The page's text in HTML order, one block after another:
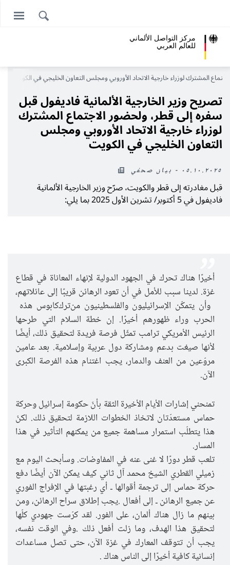
مركز التواصل الألماني
للعالم العربي
المشترك لوزراء خارجية الاتحاد الأوروبي ومجلس التعاون الخليجي في الكويت
تصريح وزير الخارجية الألمانية فاديفول قبل
سفره إلى قطر، ولحضور الاجتماع المشترك
لوزراء خارجية الاتحاد الأوروبي ومجلس
التعاون الخليجي في الكويت
٠٥.١٠.٢٠٢٥ - بيان صحفي
قبل مغادرته إلى قطر والكويت، صرّح وزير الخارجية الألمانية
فاديفول في 5 أكتوبر/ تشرين الأول 2025 بما يلي:
أخيرًا هناك تحرك في الجهود الدولية لإنهاء المعاناة في قطاع
غزة. لدينا سبب للأمل في أن تعود الرهائن قريبًا إلى عائلاتهم،
ترك
الحرب وراء ظهورهم أخيرًا. إن خطة السلام التي طرحها
الرئيس الأمريكي ترامب تمثّل فرصة فريدة لتحقيق ذلك، أيضًا
لأنها صيغت بدعم ومشاركة دول عربية وإسلامية. بعد عامين
مروّعين من العنف والدمار، يجب اغتنام هذه الفرصة الكبرى
الآن.
تمنحني إشارات الأيام الأخيرة الثقة بأنّ حكومة إسرائيل وحركة
حماس مستعدّتان لاتخاذ الخطوات اللازمة لتحقيق ذلك. لكنّ
هذا يتطلّب استمرار مساهمة جميع من يمكنهم التأثير في هذا
المسار.
تلعب قطر دورًا لا غنى عنه في المفاوضات. وسأبحث اليوم مع
زميلي القطري الشيخ محمد آل ثاني كيف يمكن الآن أيضًا دفع
حركة حماس إلى ترجمة أقوالها ـ أي رغبتها في الإفراج الفوري
عن جميع الرهائن ـ إلى أفعال .يجب إطلاق سراح الرهائن، ومن
بينهم ما زال هناك ألمان، على الفور. لقد كرّست جهودي كلّها
لتحقيق هذا الهدف، وما زلت أفعل ذلك .وفي الوقت نفسه،
يجب أن تتوقف المعارك في غزة الآن، حتى تصل مساعدات
إنسانية كافية أخيرًا إلى الناس هناك.